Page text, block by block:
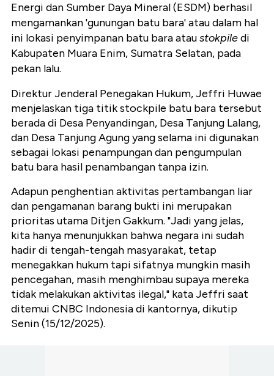
Energi dan Sumber Daya Mineral (ESDM) berhasil
mengamankan 'gunungan batu bara' atau dalam hal
ini lokasi penyimpanan batu bara ataustokpiledi
Kabupaten Muara Enim, Sumatra Selatan, pada
pekan lalu.
Direktur Jenderal Penegakan Hukum, Jeffri Huwae
menjelaskan tiga titik stockpile batu bara tersebut
berada di Desa Penyandingan, Desa Tanjung Lalang,
dan Desa Tanjung Agung yang selama ini digunakan
sebagai lokasi penampungan dan pengumpulan
batu bara hasil penambangan tanpa izin.
Adapun penghentian aktivitas pertambangan liar
dan pengamanan barang bukti ini merupakan
prioritas utama Ditjen Gakkum. "Jadi yang jelas,
kita hanya menunjukkan bahwa negara ini sudah
hadir di tengah-tengah masyarakat, tetap
menegakkan hukum tapi sifatnya mungkin masih
pencegahan, masih menghimbau supaya mereka
tidak melakukan aktivitas ilegal," kata Jeffri saat
ditemui CNBC Indonesia di kantornya, dikutip
Senin (15/12/2025).